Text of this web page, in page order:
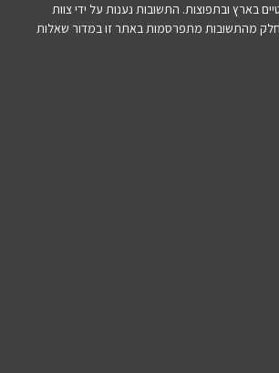
בארץ ובתפוצות. התשובות נענות על ידי צוות
מהתשובות מתפרסמות באתר זו במדור שאלות